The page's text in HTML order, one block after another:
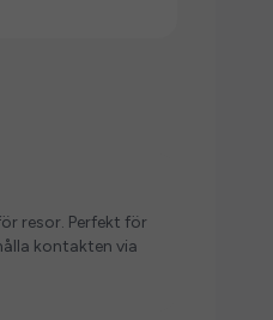
resor. Perfekt för
kontakten via